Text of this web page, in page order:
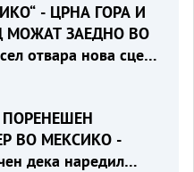
- ЦРНА ГОРА И
МОЖАТ ЗАЕДНО ВО
отвара нова сцена
ПОРЕНЕШЕН
ВО МЕКСИКО -
дека наредил